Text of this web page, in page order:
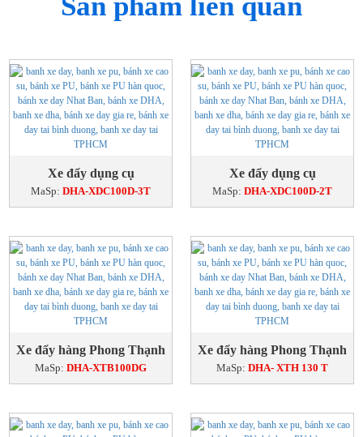
Xe đẩy dụng cụ
MaSp: DHA-XDC100D-3T
Xe đẩy dụng cụ
MaSp: DHA-XDC100D-2T
Xe đẩy hàng Phong Thạnh
MaSp: DHA-XTB100DG
Xe đẩy hàng Phong Thạnh
MaSp: DHA- XTH 130 T